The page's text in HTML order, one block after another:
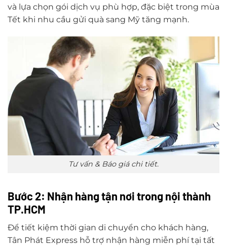
và lựa chọn gói dịch vụ phù hợp, đặc biệt trong mùa
Tết khi nhu cầu gửi quà sang Mỹ tăng mạnh.
Tư vấn & Báo giá chi tiết.
Bước 2: Nhận hàng tận nơi trong nội thành
TP.HCM
Để tiết kiệm thời gian di chuyển cho khách hàng,
Tân Phát Express hỗ trợ nhận hàng miễn phí tại tất